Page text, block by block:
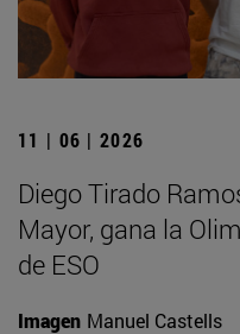
11 | 06 | 2026
Diego Tirado
Mayor, gana la
de ESO
Imagen Manuel Castells